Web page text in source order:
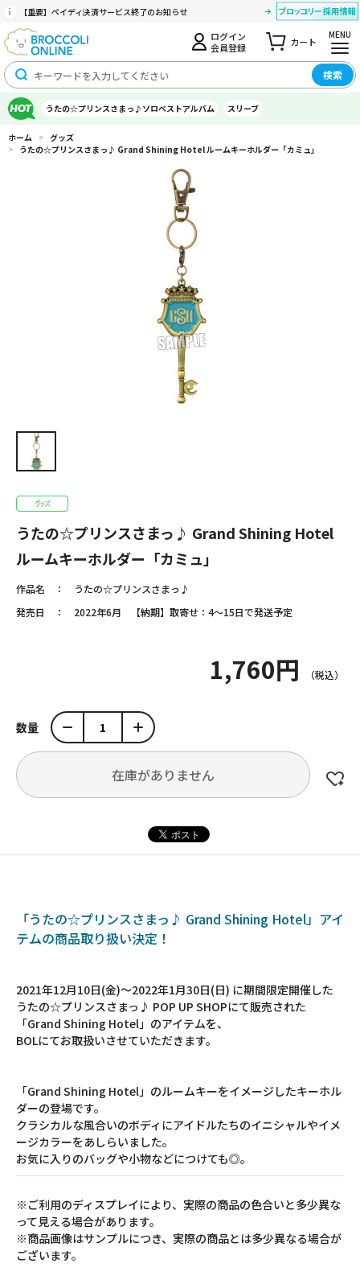
【重要】ペイディ決済サービス終了のお知らせ
ログイン
会員登録
カート
MENU
検索
うたの☆プリンスさまっ♪ソロベストアルバム スリーブ
ホーム > グッズ
> うたの☆プリンスさまっ♪ Grand Shining Hotel ルームキーホルダー「カミュ」
うたの☆プリンスさまっ♪ Grand Shining Hotel
ルームキーホルダー「カミュ」
作品名
うたの☆プリンスさまっ♪
発売日
2022年6月 【納期】取寄せ：4～15日で発送予定
1,760円
数量
在庫がありません
「うたの☆プリンスさまっ♪ Grand Shining Hotel」アイ
テムの商品取り扱い決定！
2021年12月10日(金)～2022年1月30日(日) に期間限定開催した
うたの☆プリンスさまっ♪ POP UP SHOPにて販売された
「Grand Shining Hotel」のアイテムを、
BOLにてお取扱いさせていただきます。
「Grand Shining Hotel」のルームキーをイメージしたキーホル
ダーの登場です。
クラシカルな風合いのボディにアイドルたちのイニシャルやイメ
ージカラーをあしらいました。
お気に入りのバッグや小物などにつけても◎。
※ご利用のディスプレイにより、実際の商品の色合いと多少異な
って見える場合があります。
※商品画像はサンプルにつき、実際の商品とは多少異なる場合が
ございます。